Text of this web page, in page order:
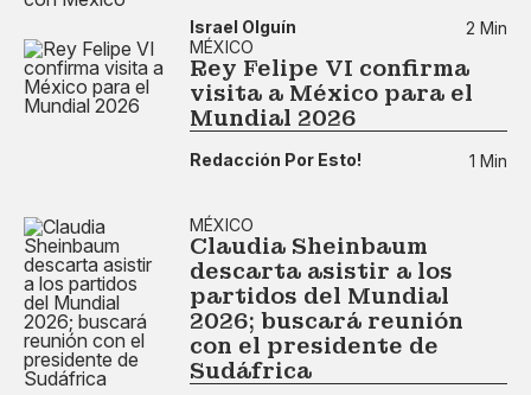
Israel Olguín
2 Min
MÉXICO
Rey Felipe VI confirma
visita a México para el
Mundial 2026
Redacción Por Esto! 1 Min
MÉXICO
Claudia Sheinbaum
descarta asistir a los
partidos del Mundial
2026; buscará reunión
con el presidente de
Sudáfrica